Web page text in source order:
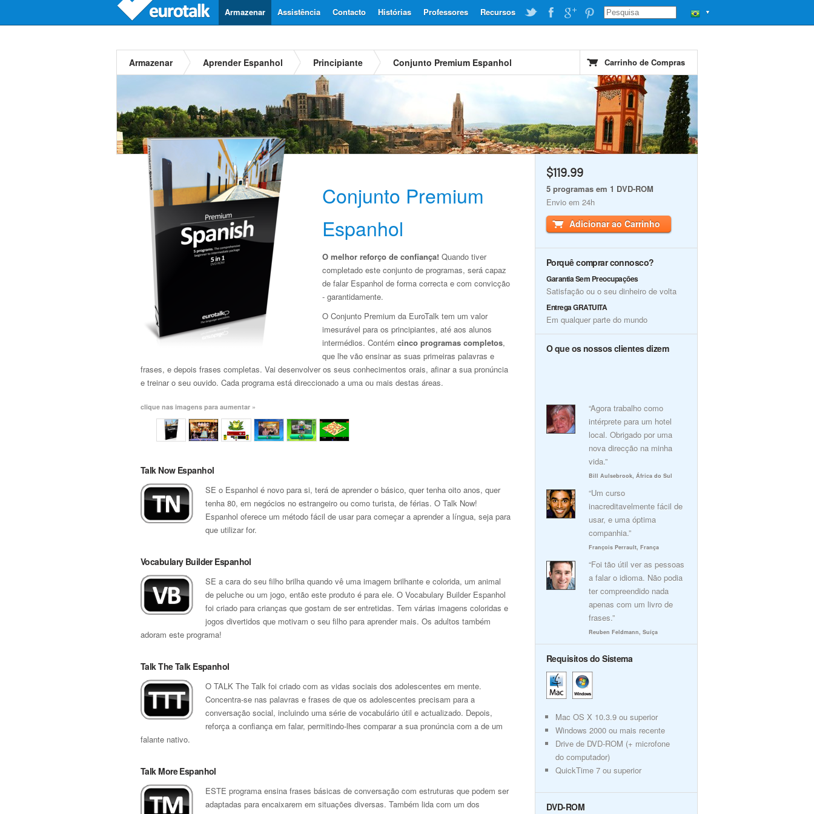
▼
Recursos
Professores
Histórias
Contacto
Assistência
Armazenar
Armazenar Aprender Espanhol Principiante Conjunto Premium Espanhol Carrinho de Compras
Conjunto Premium
Espanhol
O melhor reforço de confiança! Quando tiver
completado este conjunto de programas, será capaz
de falar Espanhol de forma correcta e com convicção
- garantidamente.
O Conjunto Premium da EuroTalk tem um valor
imesurável para os principiantes, até aos alunos
intermédios. Contém cinco programas completos,
que lhe vão ensinar as suas primeiras palavras e
frases, e depois frases completas. Vai desenvolver os seus conhecimentos orais, afinar a sua pronúncia
e treinar o seu ouvido. Cada programa está direccionado a uma ou mais destas áreas.
clique nas imagens para aumentar »
Talk Now Espanhol
SE o Espanhol é novo para si, terá de aprender o básico, quer tenha oito anos, quer
tenha 80, em negócios no estrangeiro ou como turista, de férias. O Talk Now!
Espanhol oferece um método fácil de usar para começar a aprender a língua, seja para
que utilizar for.
Vocabulary Builder Espanhol
SE a cara do seu filho brilha quando vê uma imagem brilhante e colorida, um animal
de peluche ou um jogo, então este produto é para ele. O Vocabulary Builder Espanhol
foi criado para crianças que gostam de ser entretidas. Tem várias imagens coloridas e
jogos divertidos que motivam o seu filho para aprender mais. Os adultos também
adoram este programa!
Talk The Talk Espanhol
O TALK The Talk foi criado com as vidas sociais dos adolescentes em mente.
Concentra-se nas palavras e frases de que os adolescentes precisam para a
conversação social, incluindo uma série de vocabulário útil e actualizado. Depois,
reforça a confiança em falar, permitindo-lhes comparar a sua pronúncia com a de um
falante nativo.
Talk More Espanhol
ESTE programa ensina frases básicas de conversação com estruturas que podem ser
adaptadas para encaixarem em situações diversas. Também lida com um dos
$119.99
5 programas em 1 DVD-ROM
Envio em 24h
Adicionar ao Carrinho
Porquê comprar connosco?
Garantia Sem Preocupações
Satisfação ou o seu dinheiro de volta
Entrega GRATUITA
Em qualquer parte do mundo
O que os nossos clientes dizem
“Agora trabalho como
intérprete para um hotel
local. Obrigado por uma
nova direcção na minha
vida.”
Bill Aulsebrook, África do Sul
“Um curso
inacreditavelmente fácil de
usar, e uma óptima
companhia.”
François Perrault, França
“Foi tão útil ver as pessoas
a falar o idioma. Não podia
ter compreendido nada
apenas com um livro de
frases.”
Reuben Feldmann, Suíça
Requisitos do Sistema
Mac OS X 10.3.9 ou superior
Windows 2000 ou mais recente
Drive de DVD-ROM (+ microfone
do computador)
QuickTime 7 ou superior
DVD-ROM